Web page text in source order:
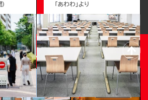
「あわわ」より
UNIVERSITY